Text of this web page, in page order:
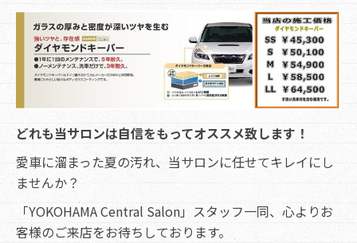
どれも当サロンは自信をもってオススメ致します！
愛車に溜まった夏の汚れ、当サロンに任せてキレイにし
ませんか？
「YOKOHAMA Central Salon」スタッフ一同、心よりお
客様のご来店をお待ちしております。